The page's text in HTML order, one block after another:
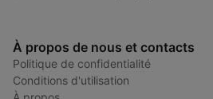
À propos de nous et contacts
Politique de confidentialité
Conditions d'utilisation